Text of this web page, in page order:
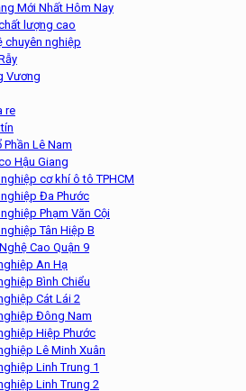
Mới Nhất Hôm Nay
lượng cao
chuyên nghiệp
Vương
re
Lê Nam
Hậu Giang
cơ khí ô tô TPHCM
Đa Phước
Phạm Văn Cội
Tân Hiệp B
Cao Quận 9
An Hạ
Bình Chiểu
Cát Lái 2
Đông Nam
Hiệp Phước
Lê Minh Xuân
Linh Trung 1
Linh Trung 2